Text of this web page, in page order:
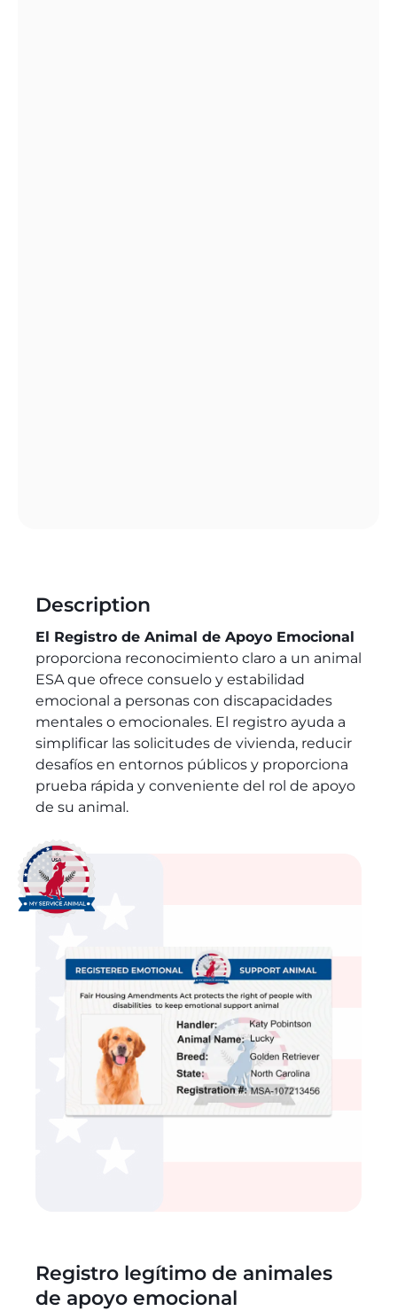
Description
El Registro de Animal de Apoyo Emocional
proporciona reconocimiento claro a un animal
ESA que ofrece consuelo y estabilidad
emocional a personas con discapacidades
mentales o emocionales. El registro ayuda a
simplificar las solicitudes de vivienda, reducir
desafíos en entornos públicos y proporciona
prueba rápida y conveniente del rol de apoyo
de su animal.
Registro legítimo de animales
de apoyo emocional